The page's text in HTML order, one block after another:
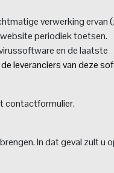
verwerking ervan
periodiek toetsen.
en de laatste
leveranciers van deze
contactformulier.
In dat geval zult u